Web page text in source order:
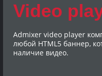
Video
Admixer video player
любой HTML5 баннер,
наличие видео.